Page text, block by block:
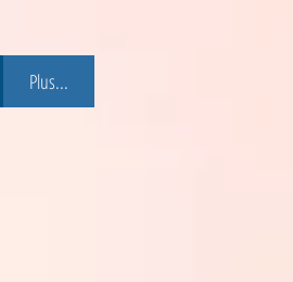
Plus...